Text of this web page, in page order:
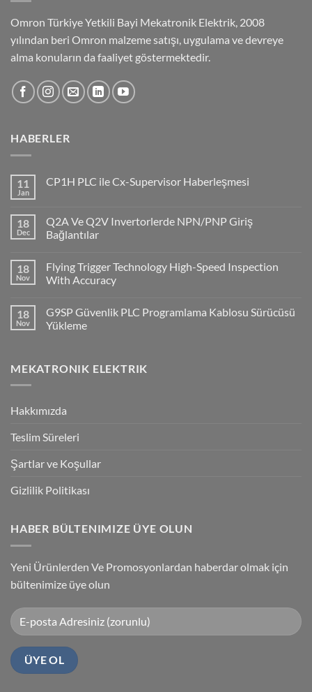
Omron Türkiye Yetkili Bayi Mekatronik Elektrik, 2008
yılından beri Omron malzeme satışı, uygulama ve devreye
alma konuların da faaliyet göstermektedir.
HABERLER
11
Jan
CP1H PLC ile Cx-Supervisor Haberleşmesi
CP1H
PLC
ile
Haberleşmesi
18
Dec
Q2A Ve Q2V Invertorlerde NPN/PNP Giriş
Bağlantılar
on
Q2A
Ve
NPN/PNP
Giriş
Bağlantılar
18
Nov
Flying Trigger Technology High-Speed Inspection
With Accuracy
on
Flying
Trigger
Inspection
With
18
Nov
G9SP Güvenlik PLC Programlama Kablosu Sürücüsü
Yükleme
G9SP
Güvenlik
Sürücüsü
MEKATRONIK ELEKTRIK
Hakkımızda
Teslim Süreleri
Şartlar ve Koşullar
Gizlilik Politikası
HABER BÜLTENIMIZE ÜYE OLUN
Yeni Ürünlerden Ve Promosyonlardan haberdar olmak için
bültenimize üye olun